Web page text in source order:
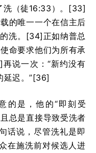
洗（徒16:33）。[33]
的唯一一个在信主后
洗。[34]正如纳普总
命要求他们为所有承
说一次：“新约没有
延迟。”[36]
的是，他的“即刻受
总是直接导致受洗者
话说，尽管洗礼是即
在施洗前对候选人进